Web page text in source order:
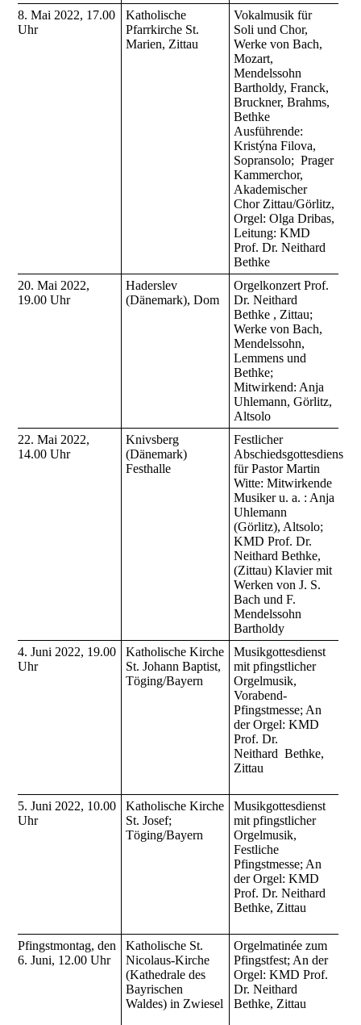
8. Mai 2022, 17.00
Uhr
Katholische
Pfarrkirche St.
Marien, Zittau
Vokalmusik für
Soli und Chor,
Werke von Bach,
Mozart,
Mendelssohn
Bartholdy, Franck,
Bruckner, Brahms,
Bethke
Ausführende:
Kristýna Filova,
Sopransolo; Prager
Kammerchor,
Akademischer
Chor Zittau/Görlitz,
Orgel: Olga Dribas,
Leitung: KMD
Prof. Dr. Neithard
Bethke
20. Mai 2022,
19.00 Uhr
Haderslev
(Dänemark), Dom
Orgelkonzert Prof.
Dr. Neithard
Bethke , Zittau;
Werke von Bach,
Mendelssohn,
Lemmens und
Bethke;
Mitwirkend: Anja
Uhlemann, Görlitz,
Altsolo
22. Mai 2022,
14.00 Uhr
Knivsberg
(Dänemark)
Festhalle
Festlicher
Abschiedsgottesdienst
für Pastor Martin
Witte: Mitwirkende
Musiker u. a. : Anja
Uhlemann
(Görlitz), Altsolo;
KMD Prof. Dr.
Neithard Bethke,
(Zittau) Klavier mit
Werken von J. S.
Bach und F.
Mendelssohn
Bartholdy
4. Juni 2022, 19.00
Uhr
Katholische Kirche
St. Johann Baptist,
Töging/Bayern
Musikgottesdienst
mit pfingstlicher
Orgelmusik,
Vorabend-
Pfingstmesse; An
der Orgel: KMD
Prof. Dr.
Neithard Bethke,
Zittau
5. Juni 2022, 10.00
Uhr
Katholische Kirche
St. Josef;
Töging/Bayern
Musikgottesdienst
mit pfingstlicher
Orgelmusik,
Festliche
Pfingstmesse; An
der Orgel: KMD
Prof. Dr. Neithard
Bethke, Zittau
Pfingstmontag, den
6. Juni, 12.00 Uhr
Katholische St.
Nicolaus-Kirche
(Kathedrale des
Bayrischen
Waldes) in Zwiesel
Orgelmatinée zum
Pfingstfest; An der
Orgel: KMD Prof.
Dr. Neithard
Bethke, Zittau